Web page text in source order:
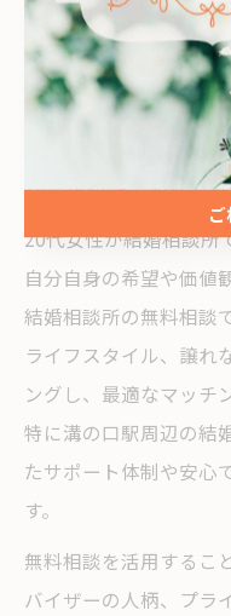
理想の出会い
婚活スタイル
結婚相談所で20代女
20代女性が結婚相談所
自分自身の希望や価値
結婚相談所の無料相談
ライフスタイル、譲れ
ングし、最適なマッチ
特に溝の口駅周辺の結
たサポート体制や安心
す。
無料相談を活用するこ
バイザーの人柄、プラ
ご